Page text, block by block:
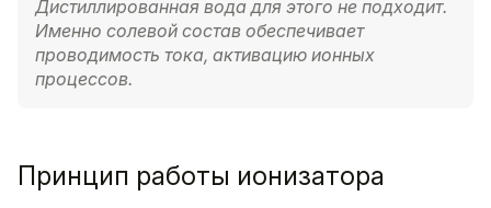
Дистиллированная вода для этого не подходит.
Именно солевой состав обеспечивает
проводимость тока, активацию ионных
процессов.
Принцип работы ионизатора